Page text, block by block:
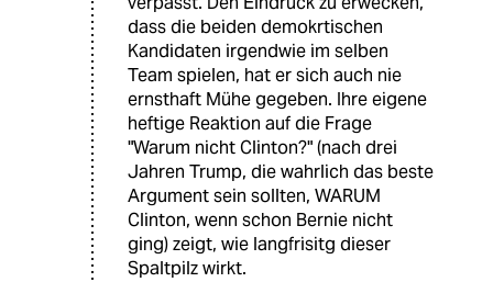
dass die beiden demokrtischen
Kandidaten irgendwie im selben
Team spielen, hat er sich auch nie
ernsthaft Mühe gegeben. Ihre eigene
heftige Reaktion auf die Frage
"Warum nicht Clinton?" (nach drei
Jahren Trump, die wahrlich das beste
Argument sein sollten, WARUM
Clinton, wenn schon Bernie nicht
ging) zeigt, wie langfrisitg dieser
Spaltpilz wirkt.